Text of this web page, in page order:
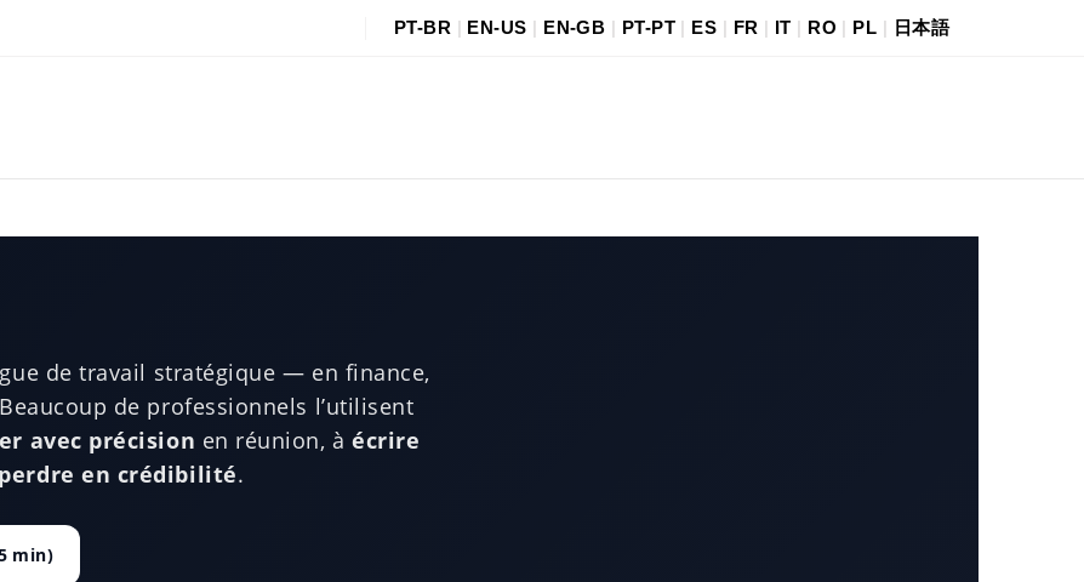
PT-BR | EN-US | EN-GB | PT-PT| ES | FR | IT | RO | PL | 日本語
de travail stratégique — en finance,
de professionnels l’utilisent
avec précision en réunion, àécrire
en crédibilité.
min)